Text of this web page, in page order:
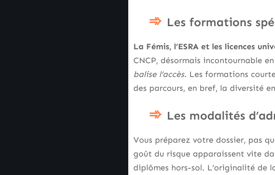
Les formations
La Fémis, l’ESRA et les licences
CNCP, désormais incontournable
balise l’accès. Les formations
des parcours, en bref, la diversité
Les modalités
Vous préparez votre dossier, pas
goût du risque apparaissent vite
diplômes hors-sol. L’originalité de